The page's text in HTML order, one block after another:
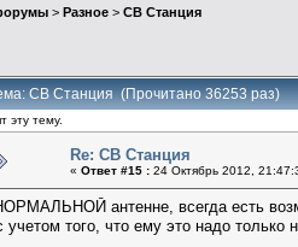
> Разное > СВ Станция
СВ Станция (Прочитано 36253 раз)
эту тему.
Re: СВ Станция
« Ответ #15 : 24 Октябрь 2012,
антенне, всегда есть
учетом того, что ему это надо только